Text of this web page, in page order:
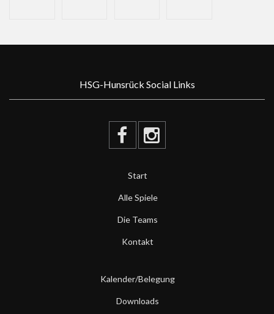
HSG-Hunsrück Social Links
Start
Alle Spiele
Die Teams
Kontakt
Kalender/Belegung
Downloads